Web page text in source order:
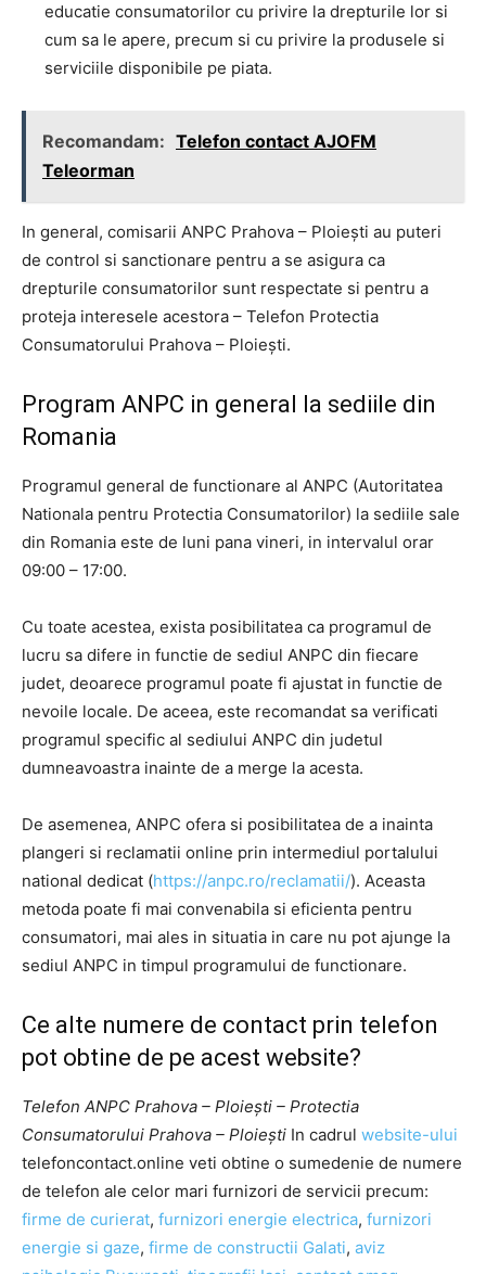
educatie consumatorilor cu privire la drepturile lor si
cum sa le apere, precum si cu privire la produsele si
serviciile disponibile pe piata.
Recomandam: Telefon contact AJOFM
Teleorman
In general, comisarii ANPC Prahova – Ploiești au puteri
de control si sanctionare pentru a se asigura ca
drepturile consumatorilor sunt respectate si pentru a
proteja interesele acestora – Telefon Protectia
Consumatorului Prahova – Ploiești.
Program ANPC in general la sediile din
Romania
Programul general de functionare al ANPC (Autoritatea
Nationala pentru Protectia Consumatorilor) la sediile sale
din Romania este de luni pana vineri, in intervalul orar
09:00 – 17:00.
Cu toate acestea, exista posibilitatea ca programul de
lucru sa difere in functie de sediul ANPC din fiecare
judet, deoarece programul poate fi ajustat in functie de
nevoile locale. De aceea, este recomandat sa verificati
programul specific al sediului ANPC din judetul
dumneavoastra inainte de a merge la acesta.
De asemenea, ANPC ofera si posibilitatea de a inainta
plangeri si reclamatii online prin intermediul portalului
national dedicat (https://anpc.ro/reclamatii/). Aceasta
metoda poate fi mai convenabila si eficienta pentru
consumatori, mai ales in situatia in care nu pot ajunge la
sediul ANPC in timpul programului de functionare.
Ce alte numere de contact prin telefon
pot obtine de pe acest website?
Telefon ANPC Prahova – Ploiești – Protectia
Consumatorului Prahova – Ploiești In cadrul website-ului
telefoncontact.online veti obtine o sumedenie de numere
de telefon ale celor mari furnizori de servicii precum:
firme de curierat, furnizori energie electrica, furnizori
energie si gaze, firme de constructii Galati, aviz